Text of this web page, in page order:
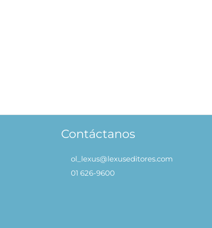
Contáctanos
ol_lexus@lexuseditores.com
01 626-9600